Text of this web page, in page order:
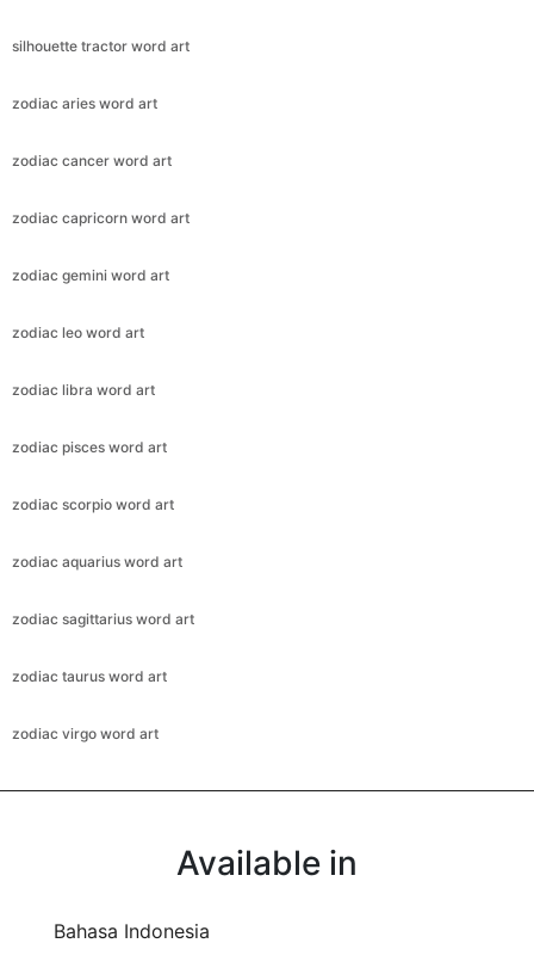
silhouette tractor word art
zodiac aries word art
zodiac cancer word art
zodiac capricorn word art
zodiac gemini word art
zodiac leo word art
zodiac libra word art
zodiac pisces word art
zodiac scorpio word art
zodiac aquarius word art
zodiac sagittarius word art
zodiac taurus word art
zodiac virgo word art
Available in
Bahasa Indonesia